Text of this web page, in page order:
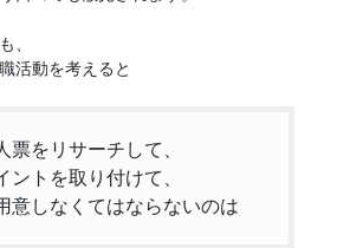
、
活動を考えると
をリサーチして、
トを取り付けて、
しなくてはならないのは